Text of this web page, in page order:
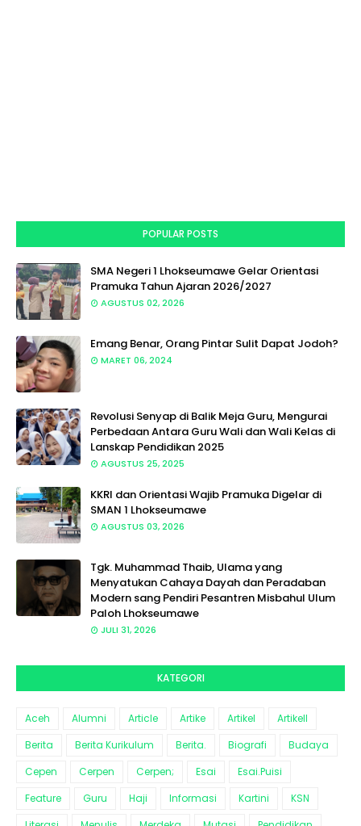
POPULAR POSTS
SMA Negeri 1 Lhokseumawe Gelar Orientasi
Pramuka Tahun Ajaran 2026/2027
AGUSTUS 02, 2026
Emang Benar, Orang Pintar Sulit Dapat Jodoh?
MARET 06, 2024
Revolusi Senyap di Balik Meja Guru, Mengurai
Perbedaan Antara Guru Wali dan Wali Kelas di
Lanskap Pendidikan 2025
AGUSTUS 25, 2025
KKRI dan Orientasi Wajib Pramuka Digelar di
SMAN 1 Lhokseumawe
AGUSTUS 03, 2026
Tgk. Muhammad Thaib, Ulama yang
Menyatukan Cahaya Dayah dan Peradaban
Modern sang Pendiri Pesantren Misbahul Ulum
Paloh Lhokseumawe
JULI 31, 2026
KATEGORI
Aceh Alumni Article Artike Artikel
Artikell
Berita
Berita Kurikulum Berita. Biografi
Budaya
Cepen
Cerpen Cerpen; Esai
Esai.Puisi
Feature
Guru Haji Informasi Kartini
KSN